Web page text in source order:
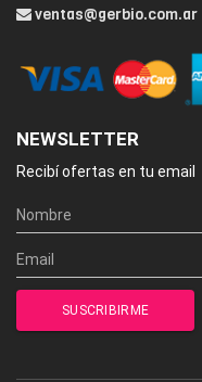
ventas@gerbio.com.ar
NEWSLETTER
Recibí ofertas en tu email